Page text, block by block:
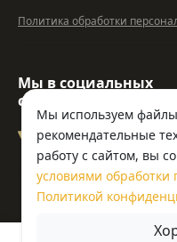
Мы используем
рекомендательные
работу с сайтом, вы
условиями
Политикой
Политика обработки
Мы в социальных
сетях:
© ООО